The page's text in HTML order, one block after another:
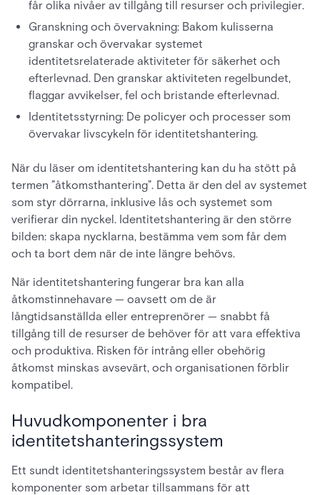
får olika nivåer av tillgång till resurser och privilegier.
Granskning och övervakning: Bakom kulisserna
granskar och övervakar systemet
identitetsrelaterade aktiviteter för säkerhet och
efterlevnad. Den granskar aktiviteten regelbundet,
flaggar avvikelser, fel och bristande efterlevnad.
Identitetsstyrning: De policyer och processer som
övervakar livscykeln för identitetshantering.
När du läser om identitetshantering kan du ha stött på
termen ”åtkomsthantering”. Detta är den del av systemet
som styr dörrarna, inklusive lås och systemet som
verifierar din nyckel. Identitetshantering är den större
bilden: skapa nycklarna, bestämma vem som får dem
och ta bort dem när de inte längre behövs.
När identitetshantering fungerar bra kan alla
åtkomstinnehavare — oavsett om de är
långtidsanställda eller entreprenörer — snabbt få
tillgång till de resurser de behöver för att vara effektiva
och produktiva. Risken för intrång eller obehörig
åtkomst minskas avsevärt, och organisationen förblir
kompatibel.
Huvudkomponenter i bra
identitetshanteringssystem
Ett sundt identitetshanteringssystem består av flera
komponenter som arbetar tillsammans för att